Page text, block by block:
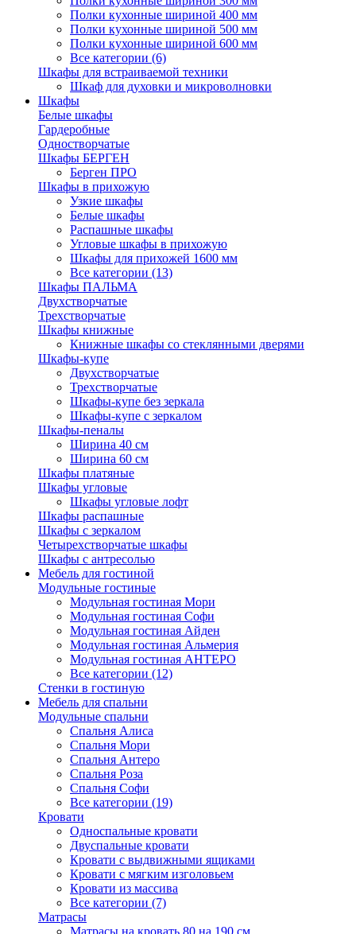
Полки кухонные шириной 400 мм
Полки кухонные шириной 500 мм
Полки кухонные шириной 600 мм
Все категории (6)
Шкафы для встраиваемой техники
Шкаф для духовки и микроволновки
Шкафы
Белые шкафы
Гардеробные
Одностворчатые
Шкафы БЕРГЕН
Берген ПРО
Шкафы в прихожую
Узкие шкафы
Белые шкафы
Распашные шкафы
Угловые шкафы в прихожую
Шкафы для прихожей 1600 мм
Все категории (13)
Шкафы ПАЛЬМА
Двухстворчатые
Трехстворчатые
Шкафы книжные
Книжные шкафы со стеклянными дверями
Шкафы-купе
Двухстворчатые
Трехстворчатые
Шкафы-купе без зеркала
Шкафы-купе с зеркалом
Шкафы-пеналы
Ширина 40 см
Ширина 60 см
Шкафы платяные
Шкафы угловые
Шкафы угловые лофт
Шкафы распашные
Шкафы с зеркалом
Четырехстворчатые шкафы
Шкафы с антресолью
Мебель для гостиной
Модульные гостиные
Модульная гостиная Мори
Модульная гостиная Софи
Модульная гостиная Айден
Модульная гостиная Альмерия
Модульная гостиная АНТЕРО
Все категории (12)
Стенки в гостиную
Мебель для спальни
Модульные спальни
Спальня Алиса
Спальня Мори
Спальня Антеро
Спальня Роза
Спальня Софи
Все категории (19)
Кровати
Односпальные кровати
Двуспальные кровати
Кровати с выдвижными ящиками
Кровати с мягким изголовьем
Кровати из массива
Все категории (7)
Матрасы
Матрасы на кровать 80 на 190 см